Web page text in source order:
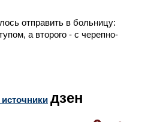
отправить в больницу:
а второго - с черепно-
дзен